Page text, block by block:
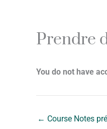
Prendre
You do not have
← Course Notes